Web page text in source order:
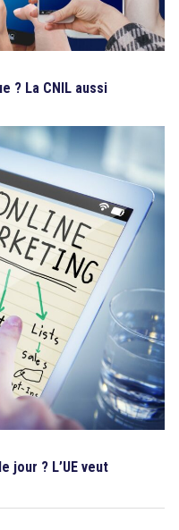
? La CNIL aussi
jour ? L’UE veut